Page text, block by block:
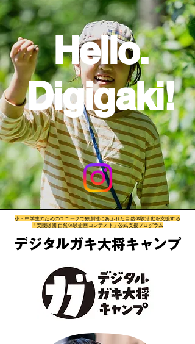
Hello.
Digigaki!
小・中学生のためのユニークで独創性にあふれた自然体験活動を支援する
「安藤財団 自然体験企画コンテスト」公式支援プログラム
​デジタルガキ大将キャンプ